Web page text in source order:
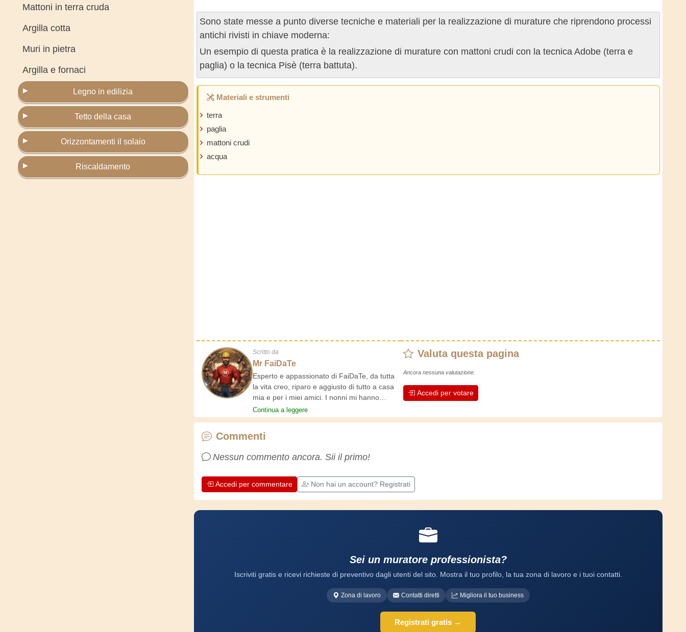
Mattoni in terra cruda
Argilla cotta
Muri in pietra
Argilla e fornaci
Legno in edilizia
Tetto della casa
Orizzontamenti il solaio
Riscaldamento
Sono state messe a punto diverse tecniche e materiali per la realizzazione di murature che riprendono processi
antichi rivisti in chiave moderna:
Un esempio di questa pratica è la realizzazione di murature con mattoni crudi con la tecnica Adobe (terra e
paglia) o la tecnica Pisè (terra battuta).
Materiali e strumenti
terra
paglia
mattoni crudi
acqua
Scritto da
Mr FaiDaTe
Esperto e appassionato di FaiDaTe, da tutta
la vita creo, riparo e aggiusto di tutto a casa
mia e per i miei amici. I nonni mi hanno
insegnato i primi rudimenti, fin da piccolo e da
allora ho fatto un sacco di esperienze.
fa apprezzare l'impegno che gli artigiani
Impariamo insieme, ogni giorno è una
Continua a leggere
Valuta questa pagina
Ancora nessuna valutazione.
Accedi per votare
Commenti
Nessun commento ancora. Sii il primo!
Accedi per commentare Non hai un account? Registrati
Sei un muratore professionista?
Iscriviti gratis e ricevi richieste di preventivo dagli utenti del sito. Mostra il tuo profilo, la tua zona di lavoro e i tuoi contatti.
Zona di lavoro Contatti diretti Migliora il tuo business
Registrati gratis →